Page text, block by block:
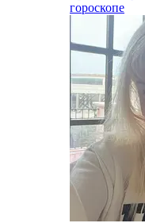
гороскопе